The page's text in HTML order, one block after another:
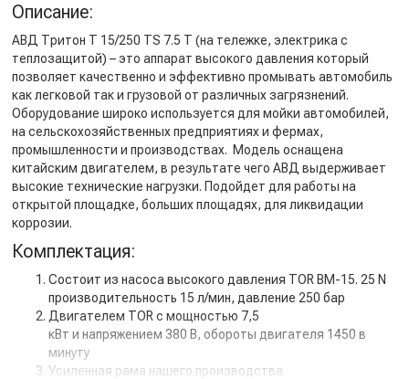
Описание:
АВД Тритон Т 15/250 TS 7.5 Т (на тележке, электрика с
теплозащитой) – это аппарат высокого давления который
позволяет качественно и эффективно промывать автомобиль
как легковой так и грузовой от различных загрязнений.
Оборудование широко используется для мойки автомобилей,
на сельскохозяйственных предприятиях и фермах,
промышленности и производствах. Модель оснащена
китайским двигателем, в результате чего АВД выдерживает
высокие технические нагрузки. Подойдет для работы на
открытой площадке, больших площадях, для ликвидации
коррозии.
Комплектация:
Состоит из насоса высокого давления TOR BM-15. 25 N
производительность 15 л/мин, давление 250 бар
Двигателем TOR с мощностью 7,5
кВт и напряжением 380 В, обороты двигателя 1450 в
минуту
Усиленная рама нашего производства